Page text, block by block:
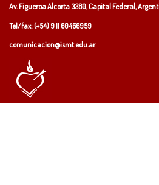
Av. Figueroa Alcorta 3380, Capital Federal,
Tel/fax: (+54)9 11 60466959
comunicacion@ismt.edu.ar